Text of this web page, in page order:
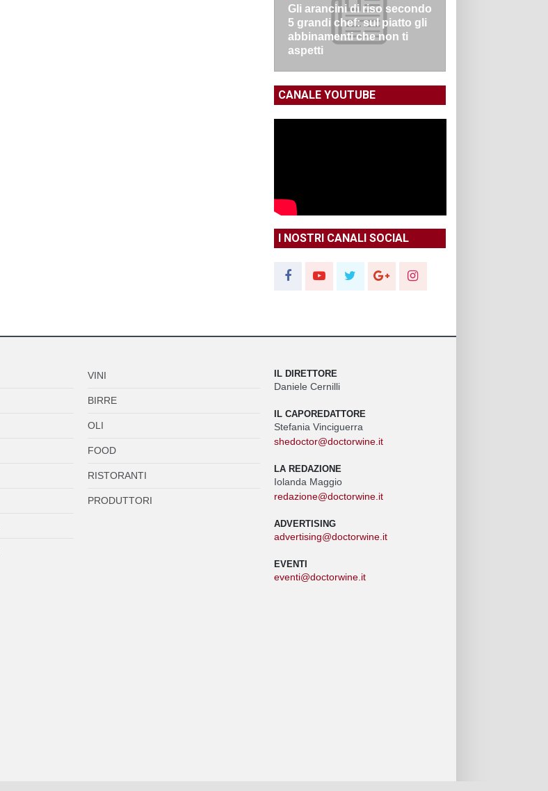
Gli arancini di riso secondo
5 grandi chef: sul piatto gli
abbinamenti che non ti
aspetti
CANALE YOUTUBE
I NOSTRI CANALI SOCIAL
VINI
BIRRE
OLI
FOOD
RISTORANTI
PRODUTTORI
IL DIRETTORE
Daniele Cernilli
IL CAPOREDATTORE
Stefania Vinciguerra
shedoctor@doctorwine.it
LA REDAZIONE
Iolanda Maggio
redazione@doctorwine.it
ADVERTISING
advertising@doctorwine.it
EVENTI
eventi@doctorwine.it